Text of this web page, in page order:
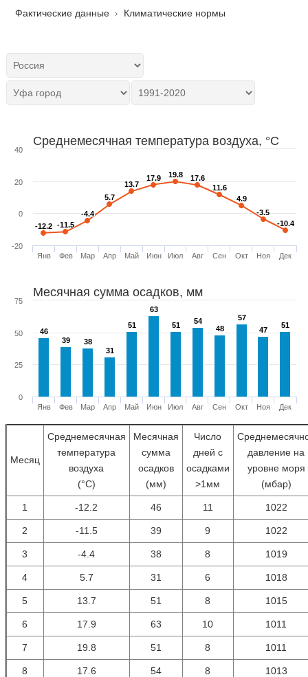
Фактические данные Климатические нормы
Среднемесячная температура воздуха, °C
-12.2
-12.2 -11.5
-11.5
-4.4
-4.4
5.7
5.7
13.7
13.7
17.9
17.9 19.8
19.8 17.6
17.6
11.6
11.6
4.9
4.9
-3.5
-3.5
-10.4
-10.4
Янв Фев Мар Апр Май Июн Июл Авг Сен Окт Ноя Дек
-20
0
20
40
Месячная сумма осадков, мм
46
46
39
39 38
38
31
31
51
51
63
63
51
51 54
54
48
48
57
57
47
47
51
51
Янв Фев Мар Апр Май Июн Июл Авг Сен Окт Ноя Дек
0
25
50
75
Месяц
Среднемесячная
температура
воздуха
(°С)
Месячная
сумма
осадков
(мм)
Число
дней с
осадками
>1мм
давление на
уровне моря
(мбар)
1 -12.2 46 11 1022
2 -11.5 39 9 1022
3 -4.4 38 8 1019
4 5.7 31 6 1018
5 13.7 51 8 1015
6 17.9 63 10 1011
7 19.8 51 8 1011
8 17.6 54 8 1013